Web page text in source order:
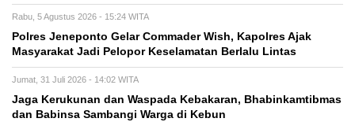
Rabu, 5 Agustus 2026 - 15:24 WITA
Polres Jeneponto Gelar Commader Wish, Kapolres Ajak
Masyarakat Jadi Pelopor Keselamatan Berlalu Lintas
Jumat, 31 Juli 2026 - 14:02 WITA
Jaga Kerukunan dan Waspada Kebakaran, Bhabinkamtibmas
dan Babinsa Sambangi Warga di Kebun